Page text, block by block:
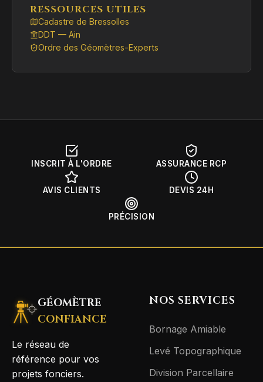
RESSOURCES UTILES
Cadastre de Bressolles
DDT — Ain
Ordre des Géomètres-Experts
INSCRIT À L'ORDRE ASSURANCE RCP
AVIS CLIENTS DEVIS 24H
PRÉCISION
GÉOMÈTRE
CONFIANCE
Le réseau de
référence pour vos
projets fonciers.
NOS SERVICES
Bornage Amiable
Levé Topographique
Division Parcellaire